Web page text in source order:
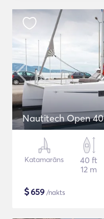
Nautitech Open 40
Katamarāns
40 ft
12 m
$659 /nakts